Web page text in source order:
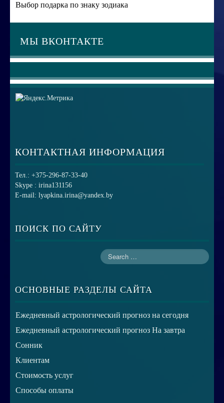
Выбор подарка по знаку зодиака
МЫ ВКОНТАКТЕ
КОНТАКТНАЯ ИНФОРМАЦИЯ
Тел.: +375-296-87-33-40
Skype : irina131156
E-mail: lyapkina.irina@yandex.by
ПОИСК ПО САЙТУ
ОСНОВНЫЕ РАЗДЕЛЫ САЙТА
Ежедневный астрологический прогноз на сегодня
Ежедневный астрологический прогноз На завтра
Сонник
Клиентам
Стоимость услуг
Способы оплаты